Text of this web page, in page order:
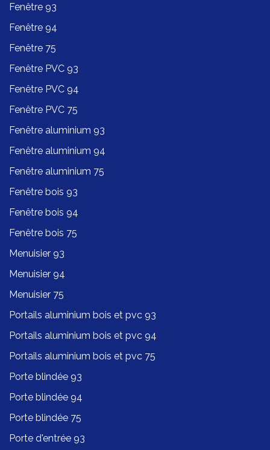
Fenêtre 93
Fenêtre 94
Fenêtre 75
Fenêtre PVC 93
Fenêtre PVC 94
Fenêtre PVC 75
Fenêtre aluminium 93
Fenêtre aluminium 94
Fenêtre aluminium 75
Fenêtre bois 93
Fenêtre bois 94
Fenêtre bois 75
Menuisier 93
Menuisier 94
Menuisier 75
Portails aluminium bois et pvc 93
Portails aluminium bois et pvc 94
Portails aluminium bois et pvc 75
Porte blindée 93
Porte blindée 94
Porte blindée 75
Porte d'entrée 93